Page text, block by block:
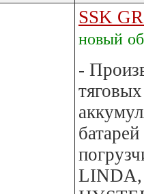
SSK
новый
-
тяговых
LINDA,